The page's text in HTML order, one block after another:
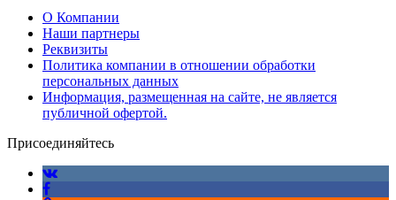
О Компании
Наши партнеры
Реквизиты
Политика компании в отношении обработки
персональных данных
Информация, размещенная на сайте, не является
публичной офертой.
Присоединяйтесь